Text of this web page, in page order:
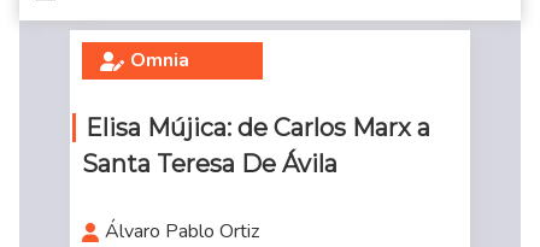
Omnia
Elisa Mújica: de Carlos Marx a
Santa Teresa De Ávila
Álvaro Pablo Ortiz